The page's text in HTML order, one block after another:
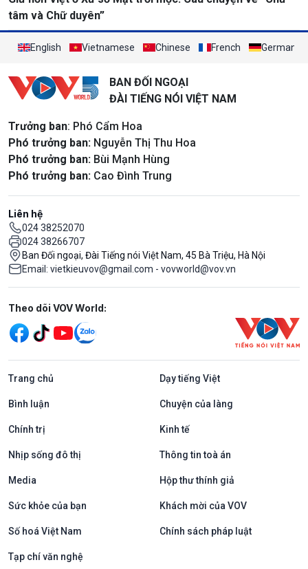
tâm và Chữ duyên”
English Vietnamese Chinese French German
BAN ĐỐI NGOẠI
ĐÀI TIẾNG NÓI VIỆT NAM
Trưởng ban: Phó Cẩm Hoa
Phó trưởng ban: Nguyễn Thị Thu Hoa
Phó trưởng ban: Bùi Mạnh Hùng
Phó trưởng ban: Cao Đình Trung
Liên hệ
024 38252070
024 38266707
Ban Đối ngoại, Đài Tiếng nói Việt Nam, 45 Bà Triệu, Hà Nội
Email: vietkieuvov@gmail.com - vovworld@vov.vn
Mạng xã hội
Theo dõi VOV World:
Trang chủ Dạy tiếng Việt
Bình luận Chuyện của làng
Chính trị Kinh tế
Nhịp sống đô thị Thông tin toà án
Media Hộp thư thính giả
Sức khỏe của bạn Khách mời của VOV
Số hoá Việt Nam Chính sách pháp luật
Tạp chí văn nghệ